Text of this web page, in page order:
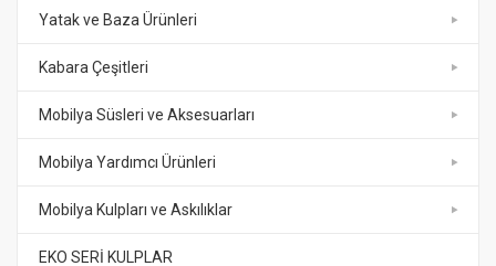
Yatak ve Baza Ürünleri
Kabara Çeşitleri
Mobilya Süsleri ve Aksesuarları
Mobilya Yardımcı Ürünleri
Mobilya Kulpları ve Askılıklar
EKO SERİ KULPLAR